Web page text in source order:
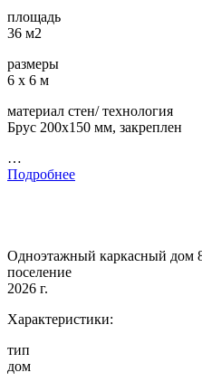
площадь
36 м2
размеры
6 х 6 м
материал стен/ технология
Брус 200х150 мм, закреплен
…
Подробнее
Одноэтажный каркасный дом
поселение
2026 г.
Характеристики:
тип
дом